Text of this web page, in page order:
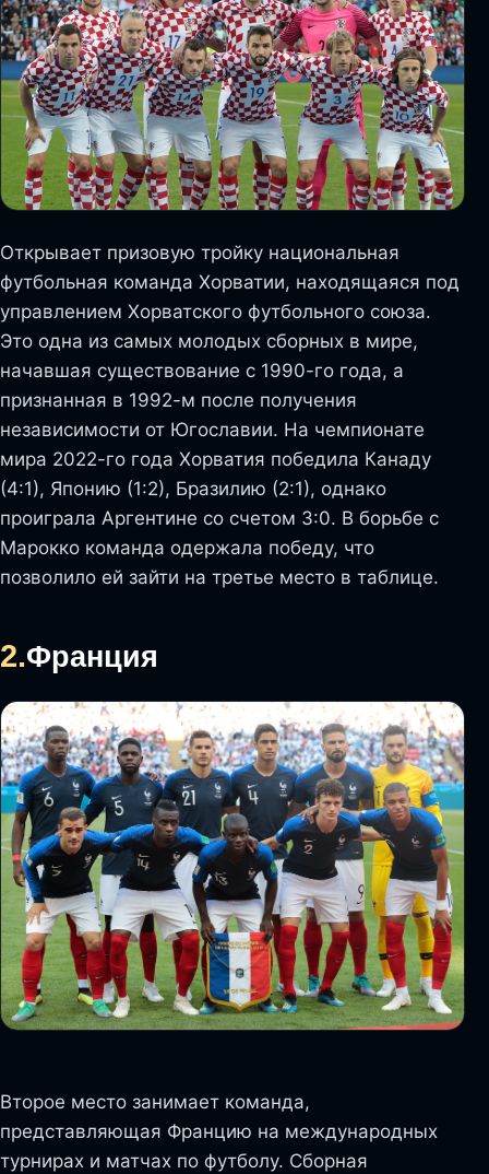
Открывает призовую тройку национальная
футбольная команда Хорватии, находящаяся под
управлением Хорватского футбольного союза.
Это одна из самых молодых сборных в мире,
начавшая существование с 1990-го года, а
признанная в 1992-м после получения
независимости от Югославии. На чемпионате
мира 2022-го года Хорватия победила Канаду
(4:1), Японию (1:2), Бразилию (2:1), однако
проиграла Аргентине со счетом 3:0. В борьбе с
Марокко команда одержала победу, что
позволило ей зайти на третье место в таблице.
2.Франция
Второе место занимает команда,
представляющая Францию на международных
турнирах и матчах по футболу. Сборная